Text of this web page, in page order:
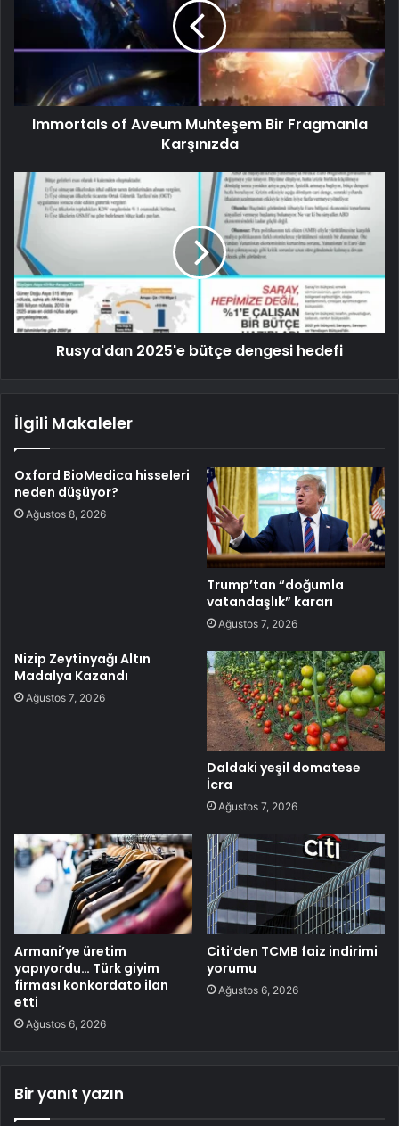
Immortals of Aveum Muhteşem Bir Fragmanla
Karşınızda
Rusya'dan 2025'e bütçe dengesi hedefi
İlgili Makaleler
Oxford BioMedica hisseleri
neden düşüyor?
Ağustos 8, 2026
Trump’tan “doğumla
vatandaşlık” kararı
Ağustos 7, 2026
Nizip Zeytinyağı Altın
Madalya Kazandı
Ağustos 7, 2026
Daldaki yeşil domatese
İcra
Ağustos 7, 2026
Armani’ye üretim
yapıyordu… Türk giyim
firması konkordato ilan
etti
Ağustos 6, 2026
Citi’den TCMB faiz indirimi
yorumu
Ağustos 6, 2026
Bir yanıt yazın